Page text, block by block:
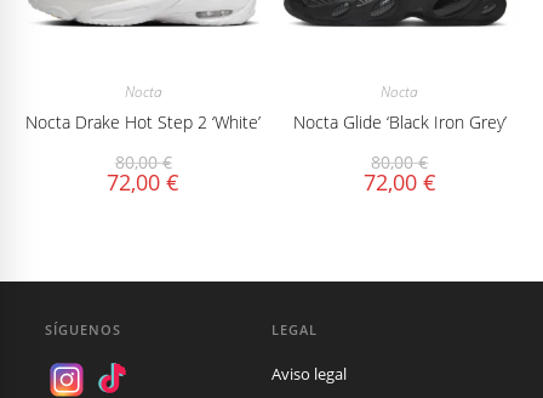
Nocta
Nocta Drake Hot Step 2 ‘White’
80,00€
72,00€
Nocta
Nocta Glide ‘Black Iron Grey’
80,00€
72,00 €
SÍGUENOS LEGAL
Aviso legal